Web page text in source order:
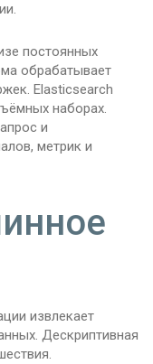
постоянных
обрабатывает
Elasticsearch
наборах.
и
метрик и
извлекает
Дескриптивная